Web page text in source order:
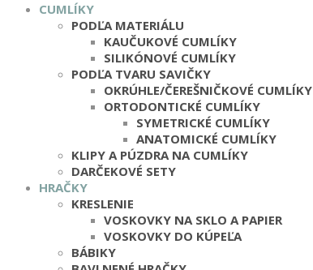
CUMLÍKY
PODĽA MATERIÁLU
KAUČUKOVÉ CUMLÍKY
SILIKÓNOVÉ CUMLÍKY
PODĽA TVARU SAVIČKY
OKRÚHLE/ČEREŠNIČKOVÉ CUMLÍKY
ORTODONTICKÉ CUMLÍKY
SYMETRICKÉ CUMLÍKY
ANATOMICKÉ CUMLÍKY
KLIPY A PÚZDRA NA CUMLÍKY
DARČEKOVÉ SETY
HRAČKY
KRESLENIE
VOSKOVKY NA SKLO A PAPIER
VOSKOVKY DO KÚPEĽA
BÁBIKY